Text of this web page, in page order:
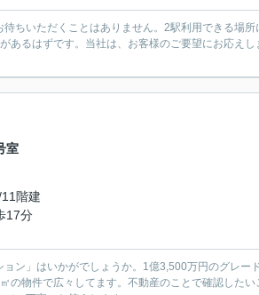
ちいただくことはありません。2駅利用できる場
るはずです。当社は、お客様のご要望にお応え
室
階建
17分
ン」はいかがでしょうか。1億3,500万円のグレー
の物件で広々してます。不動産のことで確認した